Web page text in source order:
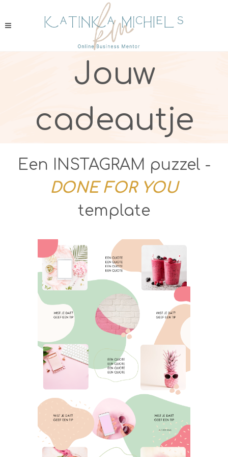
Jouw
cadeautje
Een INSTAGRAM puzzel -
DONE FOR YOU
template